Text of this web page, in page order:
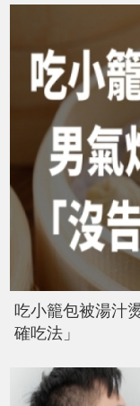
吃小籠包被湯汁
確吃法」